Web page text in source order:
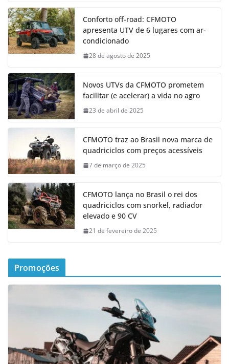
Conforto off-road: CFMOTO
apresenta UTV de 6 lugares com ar-
condicionado
28 de agosto de 2025
Novos UTVs da CFMOTO prometem
facilitar (e acelerar) a vida no agro
23 de abril de 2025
CFMOTO traz ao Brasil nova marca de
quadriciclos com preços acessíveis
7 de março de 2025
CFMOTO lança no Brasil o rei dos
quadriciclos com snorkel, radiador
elevado e 90 CV
21 de fevereiro de 2025
Promoções